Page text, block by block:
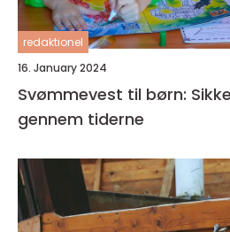
redaktionel
16. January 2024
Svømmevest til børn:
gennem tiderne